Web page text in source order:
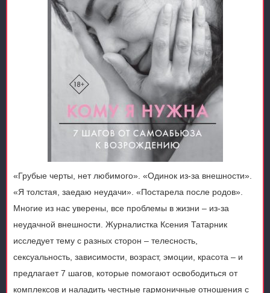
«Грубые черты, нет любимого». «Одинок из-за внешности».
«Я толстая, заедаю неудачи». «Постарела после родов».
Многие из нас уверены, все проблемы в жизни – из-за
неудачной внешности. Журналистка Ксения Татарник
исследует тему с разных сторон – телесность,
сексуальность, зависимости, возраст, эмоции, красота – и
предлагает 7 шагов, которые помогают освободиться от
комплексов и наладить честные гармоничные отношения с